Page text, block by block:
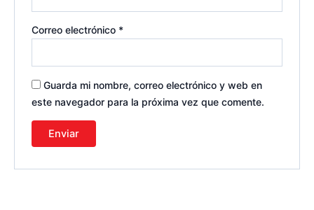
Correo electrónico *
Guarda mi nombre, correo electrónico y web en
este navegador para la próxima vez que comente.